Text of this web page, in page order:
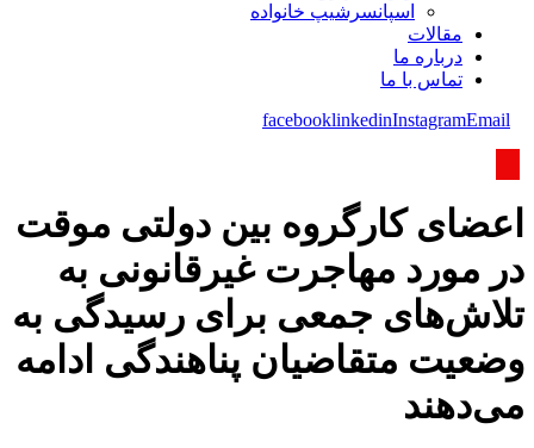
اسپانسرشیپ خانواده
مقالات
درباره ما
تماس با ما
facebooklinkedinInstagramEmail
اعضای کارگروه بین دولتی موقت
در مورد مهاجرت غیرقانونی به
تلاش‌های جمعی برای رسیدگی به
وضعیت متقاضیان پناهندگی ادامه
می‌دهند